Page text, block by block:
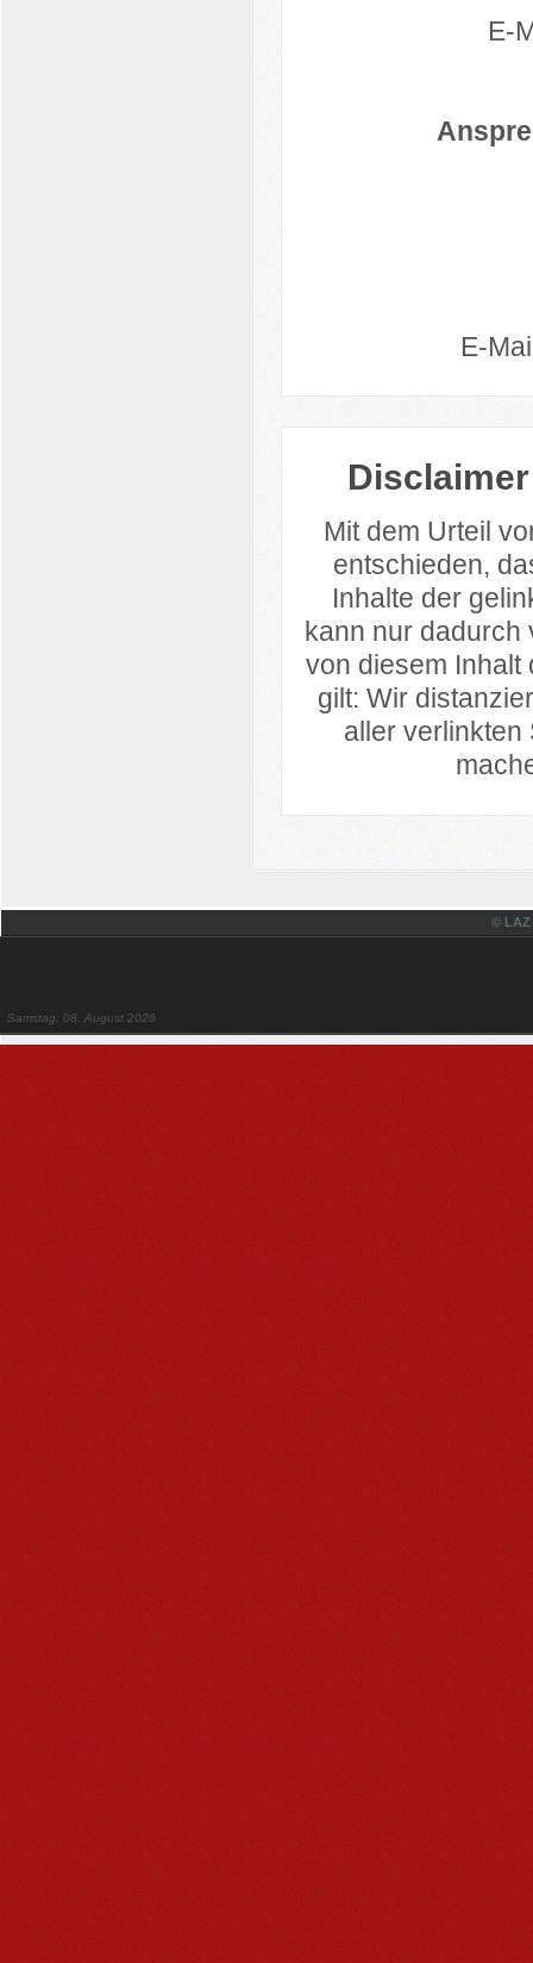
E-
E-
Disclaimer
Mit dem Urteil
entschieden,
Inhalte der
kann nur
von diesem Inhalt
gilt: Wir
aller verlinkten
© LAZ
Samstag, 08. August 2026